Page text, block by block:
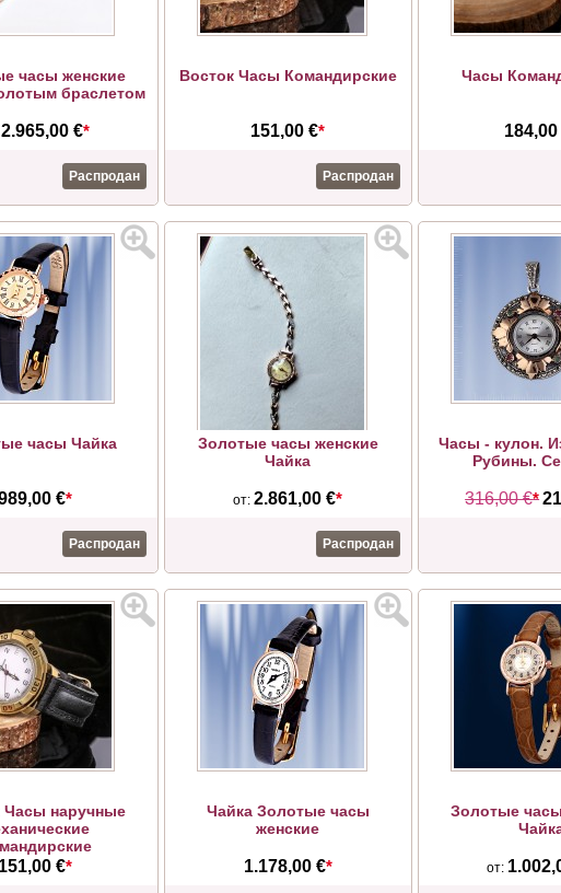
часы женские
браслетом
2.965,00 €*
Распродан
Восток Часы Командирские
151,00 €*
Распродан
Часы
184,00
часы Чайка
€*
Распродан
Золотые часы женские
Чайка
от:2.861,00 €*
Распродан
Часы - кулон.
Рубины.
316,00 €*
Часы наручные
151,00 €*
Чайка Золотые часы
женские
1.178,00 €*
Золотые
от: